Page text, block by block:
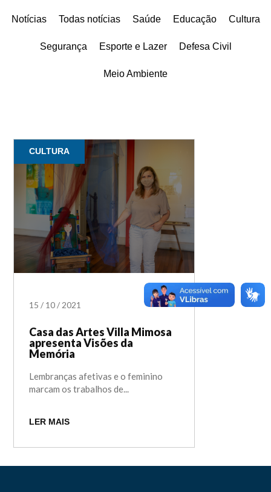
Notícias Todas notícias Saúde Educação Cultura
Segurança Esporte e Lazer Defesa Civil
Meio Ambiente
CULTURA
15 / 10 /2021
Casa das Artes Villa Mimosa
apresenta Visões da
Memória
Lembranças afetivas e o feminino
marcam os trabalhos de...
LER MAIS